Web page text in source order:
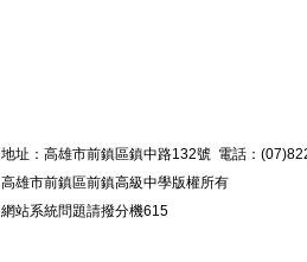
地址：高雄市前鎮區鎮中路132號 電話：
高雄市前鎮區前鎮高級中學版權所有
網站系統問題請撥分機615